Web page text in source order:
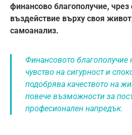
финансово благополучие, чрез
въздействие върху своя
самоанализ.
Финансовото благополучие
чувство на сигурност и
подобрява качеството на
повече възможности за
професионален напредък.